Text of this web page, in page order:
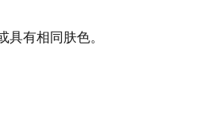
有相同肤色。